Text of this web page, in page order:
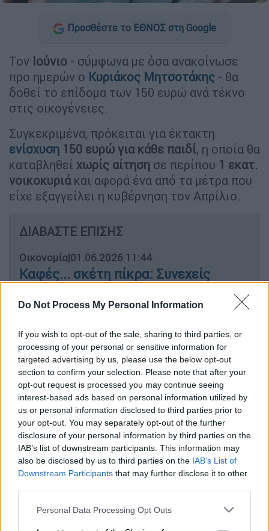
Do Not Process My Personal Information
If you wish to opt-out of the sale, sharing to third parties, or
processing of your personal or sensitive information for
targeted advertising by us, please use the below opt-out
section to confirm your selection. Please note that after your
opt-out request is processed you may continue seeing
interest-based ads based on personal information utilized by
us or personal information disclosed to third parties prior to
your opt-out. You may separately opt-out of the further
disclosure of your personal information by third parties on the
IAB’s list of downstream participants. This information may
also be disclosed by us to third parties on the IAB’s List of
Downstream Participants that may further disclose it to other
Please note that this website/app uses one or more Google
Personal Data Processing Opt Outs
Προσθέστε το ΕΘΝΟΣ στη Google
Τον Ιούνιο - σύμφωνα με όσα ανακοίνωσε
προ ημερών ο Κυριάκος Μητσοτάκης - θα
δοθεί το επίδομα των 150 ευρώ ανά τέκνο
στις οικογένειες.
Συγκεκριμένα, πρόκειται για έκτακτη
ενίσχυση 150 ευρώ για κάθε παιδί, η οποία θα
καταβληθεί χωρίς αίτηση σε περίπου 1 εκατ.
νοικοκυριάκαι αφορά ένα από τα μέτρα που
είχε εξαγγείλει η κυβέρνηση τον Απρίλιο.
ΔΙΑΒΑΣΤΕ ΕΠΙΣΗΣ
Οικονομία|01.06.2026 11:44
Καφές... σκέτη πίκρα: Συνεχείς
στην πρώτη ύλη
Κόσμος|01.06.2026 12:30
Στο μικροσκόπιο μεγάλο τουριστικό
project 1,4 δισεκατομμυρίων με...
άρωμα Κούσνερ
Το μέτρο αναμένεται να καλύψει περίπου το
80%των οικογενειών στη χώρα και για να το
λάβουν οι δικαιούχοι τουδεν χρειάζεται να
κάνουν κάποια αίτηση, αλλά απλά να
ελέγξουν ότι έχουν συμπληρώσει στην